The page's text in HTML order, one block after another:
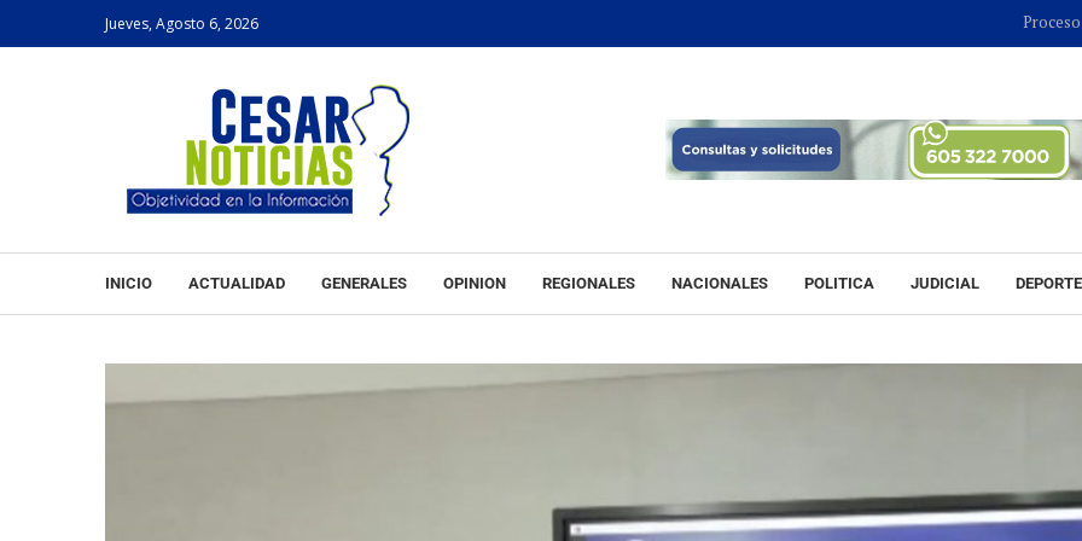
Jueves, Agosto 6, 2026 Proceso contra
INICIO ACTUALIDAD GENERALES OPINION REGIONALES NACIONALES POLITICA JUDICIAL